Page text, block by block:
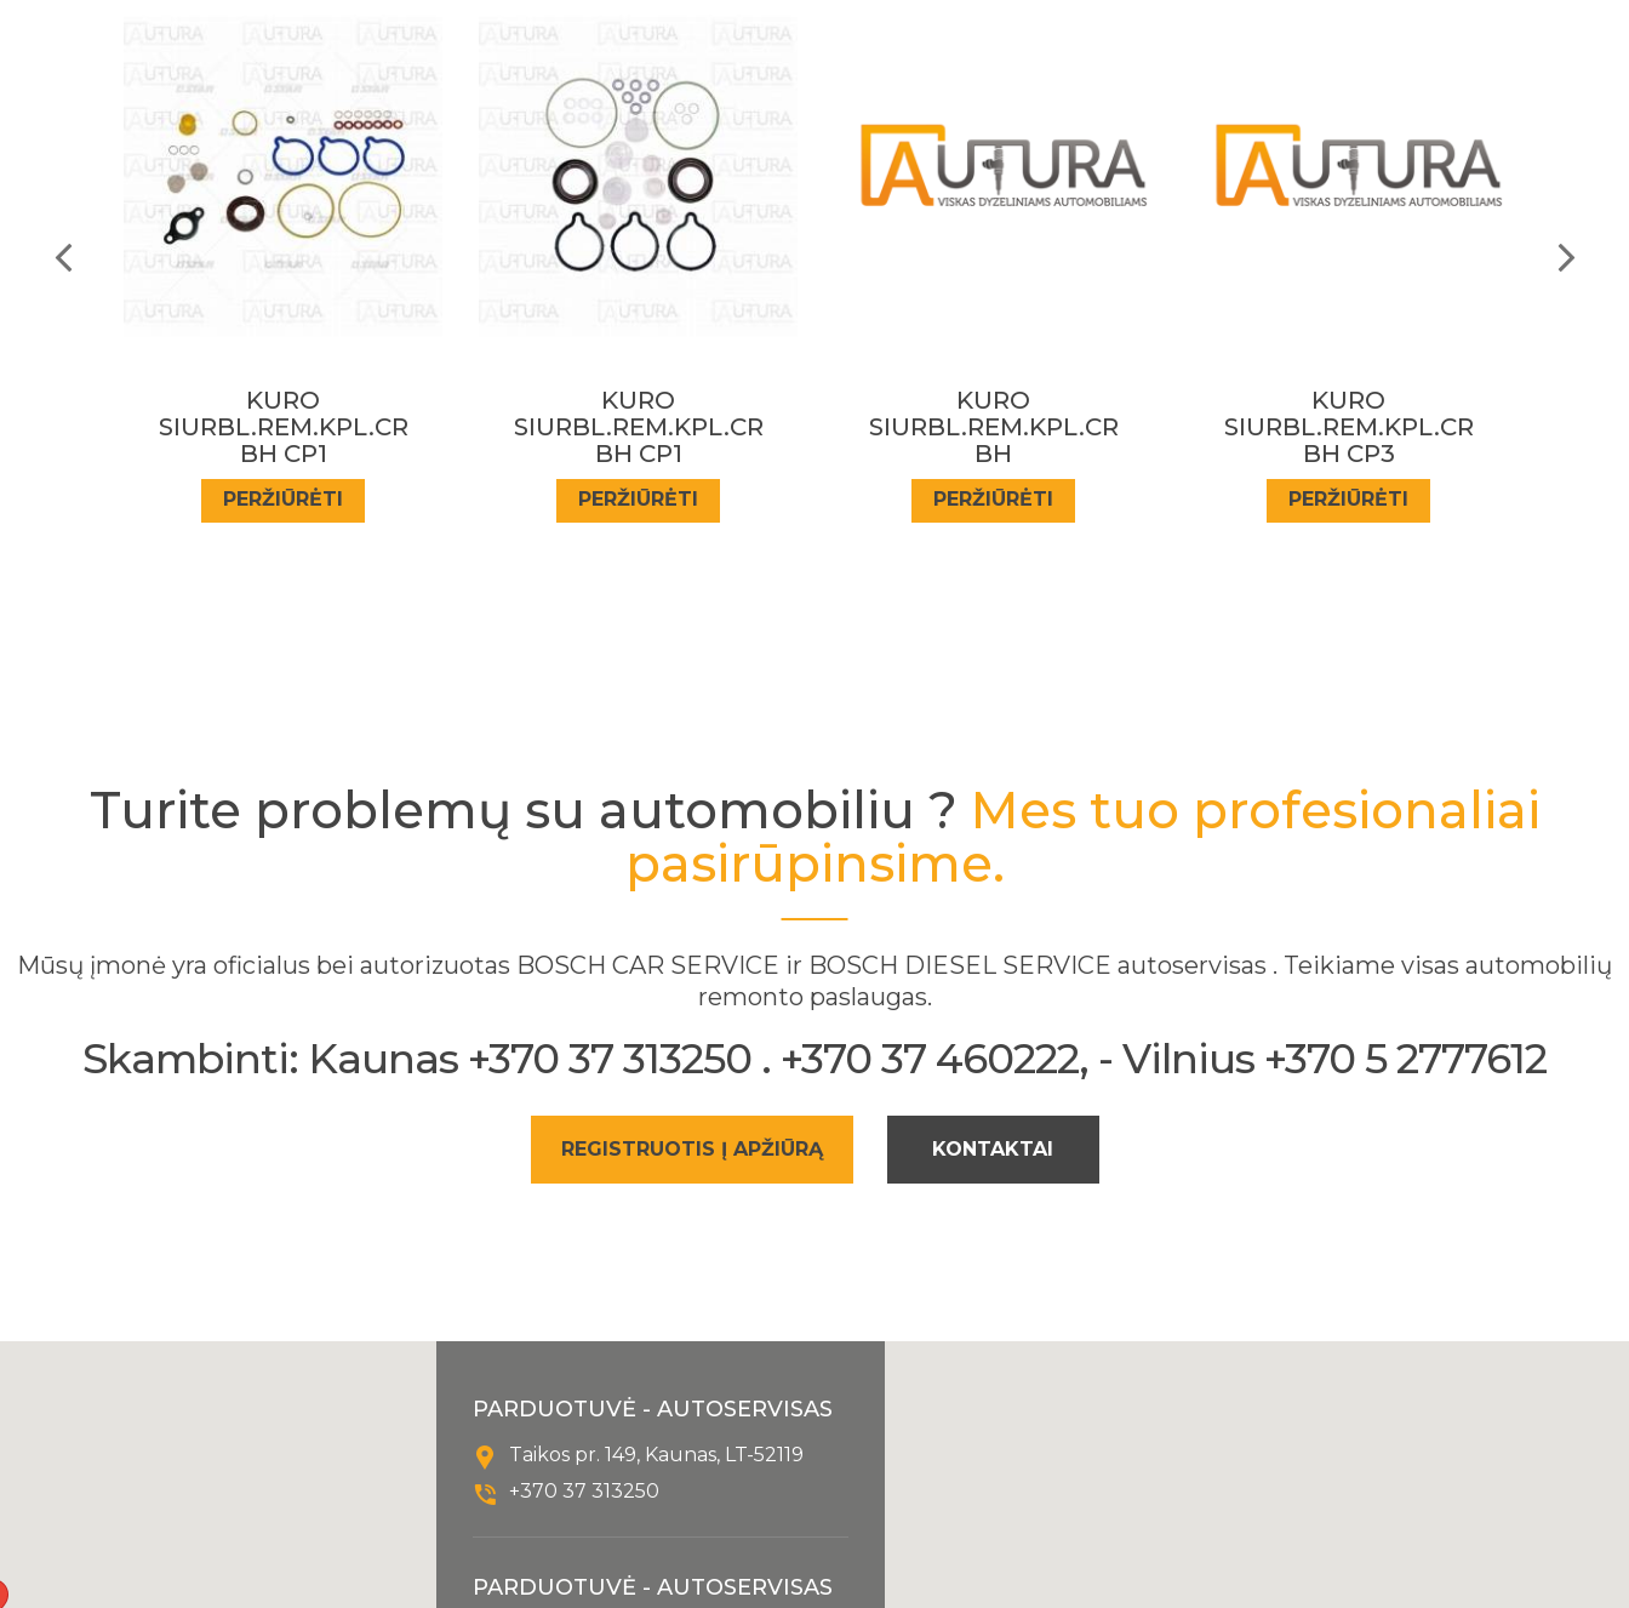
KURO
SIURBL.REM.KPL.CR
BH CP1
PERŽIŪRĖTI
KURO
SIURBL.REM.KPL.CR
BH
PERŽIŪRĖTI
KURO
SIURBL.REM.KPL.CR
BH CP3
PERŽIŪRĖTI
KURO
SIURBL.REM.KPL.CR
BH CP1 MB 2.2CDI
Sprinter
PERŽIŪRĖTI
Turite problemų su automobiliu ? Mes tuo profesionaliai
pasirūpinsime.
Mūsų įmonė yra oficialus bei autorizuotas BOSCH CAR SERVICE ir BOSCH DIESEL SERVICE autoservisas . Teikiame visas automobilių
remonto paslaugas.
Skambinti: Kaunas +370 37 313250 . +370 37 460222, - Vilnius +370 5 2777612
REGISTRUOTIS Į APŽIŪRĄ KONTAKTAI
PARDUOTUVĖ - AUTOSERVISAS
Taikos pr. 149, Kaunas, LT-52119
+370 37 313250
PARDUOTUVĖ - AUTOSERVISAS
naujienlaiškį
Sužinokite apie specialius pasiūlymus pirmieji!